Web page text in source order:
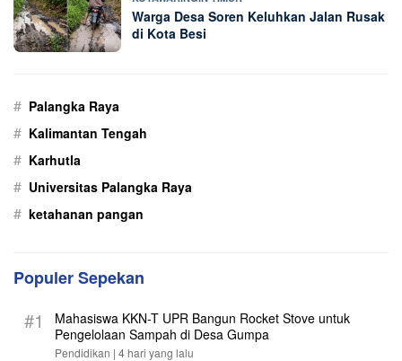
Warga Desa Soren Keluhkan Jalan Rusak
di Kota Besi
# Palangka Raya
# Kalimantan Tengah
# Karhutla
# Universitas Palangka Raya
# ketahanan pangan
Populer Sepekan
#1
Mahasiswa KKN-T UPR Bangun Rocket Stove untuk
Pengelolaan Sampah di Desa Gumpa
Pendidikan | 4 hari yang lalu